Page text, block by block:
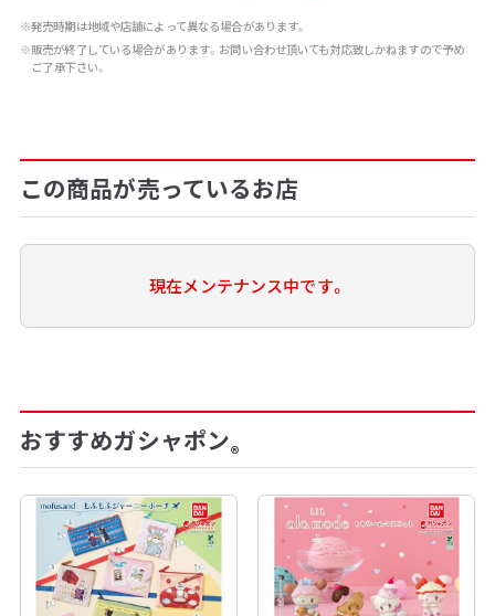
※発売時期は地域や店舗によって異なる場合があります。
※販売が終了している場合があります。お問い合わせ頂いても対応致しかねますので予め
ご了承下さい。
この商品が売っているお店
現在メンテナンス中です。
おすすめガシャポン®